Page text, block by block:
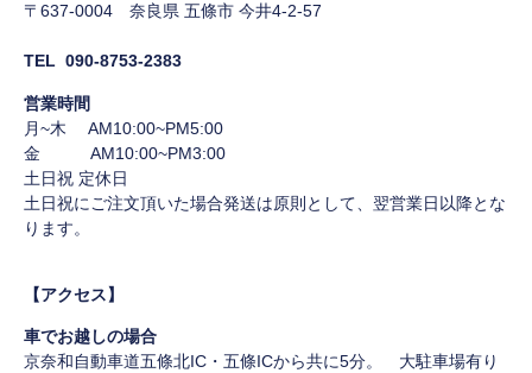
〒637-0004 奈良県 五條市 今井4-2-57
TEL 090-8753-2383
営業時間
月~木 AM10:00~PM5:00
金 AM10:00~PM3:00
土日祝 定休日
土日祝にご注文頂いた場合発送は原則として、翌営業日以降とな
ります。
【アクセス】
車でお越しの場合
京奈和自動車道五條北IC・五條ICから共に5分。 大駐車場有り